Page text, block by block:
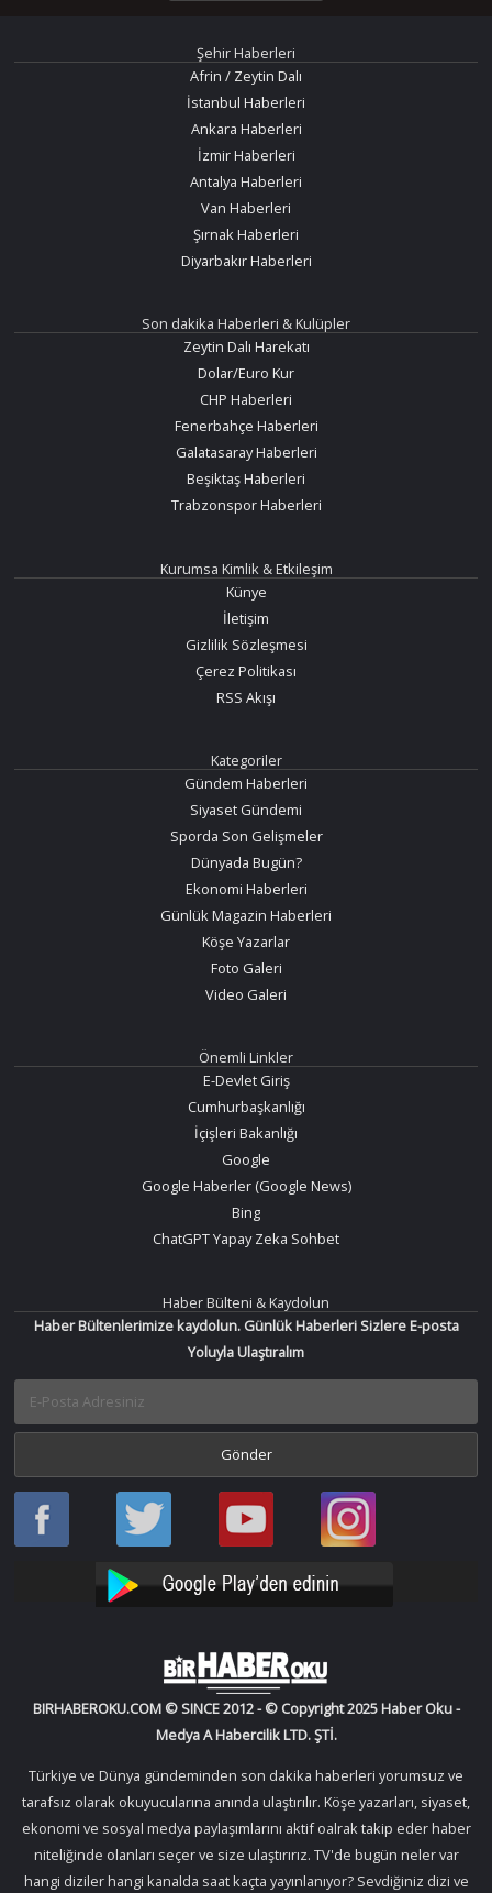
Şehir Haberleri
Afrin / Zeytin Dalı
İstanbul Haberleri
Ankara Haberleri
İzmir Haberleri
Antalya Haberleri
Van Haberleri
Şırnak Haberleri
Diyarbakır Haberleri
Son dakika Haberleri & Kulüpler
Zeytin Dalı Harekatı
Dolar/Euro Kur
CHP Haberleri
Fenerbahçe Haberleri
Galatasaray Haberleri
Beşiktaş Haberleri
Trabzonspor Haberleri
Kurumsa Kimlik & Etkileşim
Künye
İletişim
Gizlilik Sözleşmesi
Çerez Politikası
RSS Akışı
Kategoriler
Gündem Haberleri
Siyaset Gündemi
Sporda Son Gelişmeler
Dünyada Bugün?
Ekonomi Haberleri
Günlük Magazin Haberleri
Köşe Yazarlar
Foto Galeri
Video Galeri
Önemli Linkler
E-Devlet Giriş
Cumhurbaşkanlığı
İçişleri Bakanlığı
Google
Google Haberler (Google News)
Bing
ChatGPT Yapay Zeka Sohbet
Haber Bülteni & Kaydolun
Haber Bültenlerimize kaydolun. Günlük Haberleri Sizlere E-posta
Yoluyla Ulaştıralım
Haber
Oku
Haber
Oku
Bir
Haber
YouTube
Bir
Haber
Instagram
BIRHABEROKU.COM © SINCE 2012 - © Copyright 2025 Haber Oku -
Medya A Habercilik LTD. ŞTİ.
Türkiye ve Dünya gündeminden son dakika haberleri yorumsuz ve
tarafsız olarak okuyucularına anında ulaştırılır. Köşe yazarları, siyaset,
ekonomi ve sosyal medya paylaşımlarını aktif oalrak takip eder haber
niteliğinde olanları seçer ve size ulaştırırız. TV'de bugün neler var
hangi diziler hangi kanalda saat kaçta yayınlanıyor? Sevdiğiniz dizi ve